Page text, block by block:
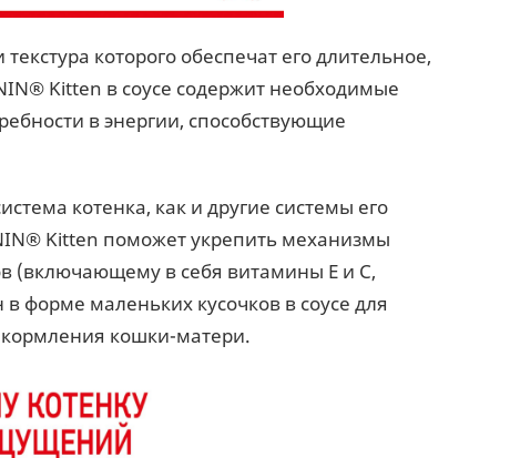
которого обеспечат его длительное,
Kitten в соусе содержит необходимые
в энергии, способствующие
котенка, как и другие системы его
Kitten поможет укрепить механизмы
(включающему в себя витамины Е и С,
форме маленьких кусочков в соусе для
кормления кошки-матери.